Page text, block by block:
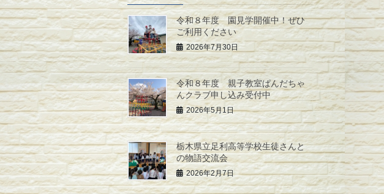
令和８年度 園見学開催中！ぜひ
ご利用ください
2026年7月30日
令和８年度 親子教室ぱんだちゃ
んクラブ申し込み受付中
2026年5月1日
栃木県立足利高等学校生徒さんと
の物語交流会
2026年2月7日